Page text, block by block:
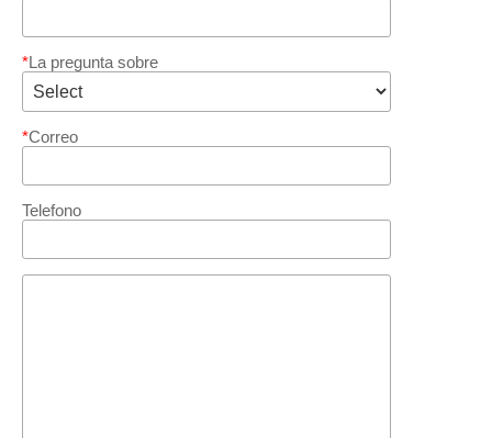
La pregunta sobre
*
Correo
*
Telefono